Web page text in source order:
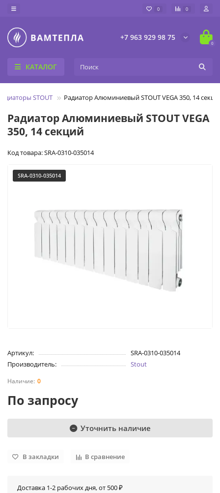
0 0
+7 963 929 98 75
0
КАТАЛОГ
STOUT Радиатор Алюминиевый STOUT VEGA 350, 14
Радиатор Алюминиевый STOUT VEGA
350, 14 секций
Код товара: SRA-0310-035014
SRA-0310-035014
Артикул:
SRA-0310-035014
Производитель:
Stout
0
По запросу
Уточнить наличие
В закладки В сравнение
Доставка 1-2 рабочих дня, от 500 ₽